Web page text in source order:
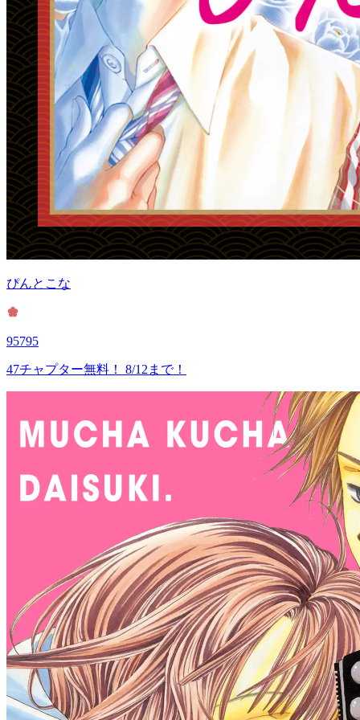
ぴんとこな
95795
47チャプター無料！ 8/12まで！